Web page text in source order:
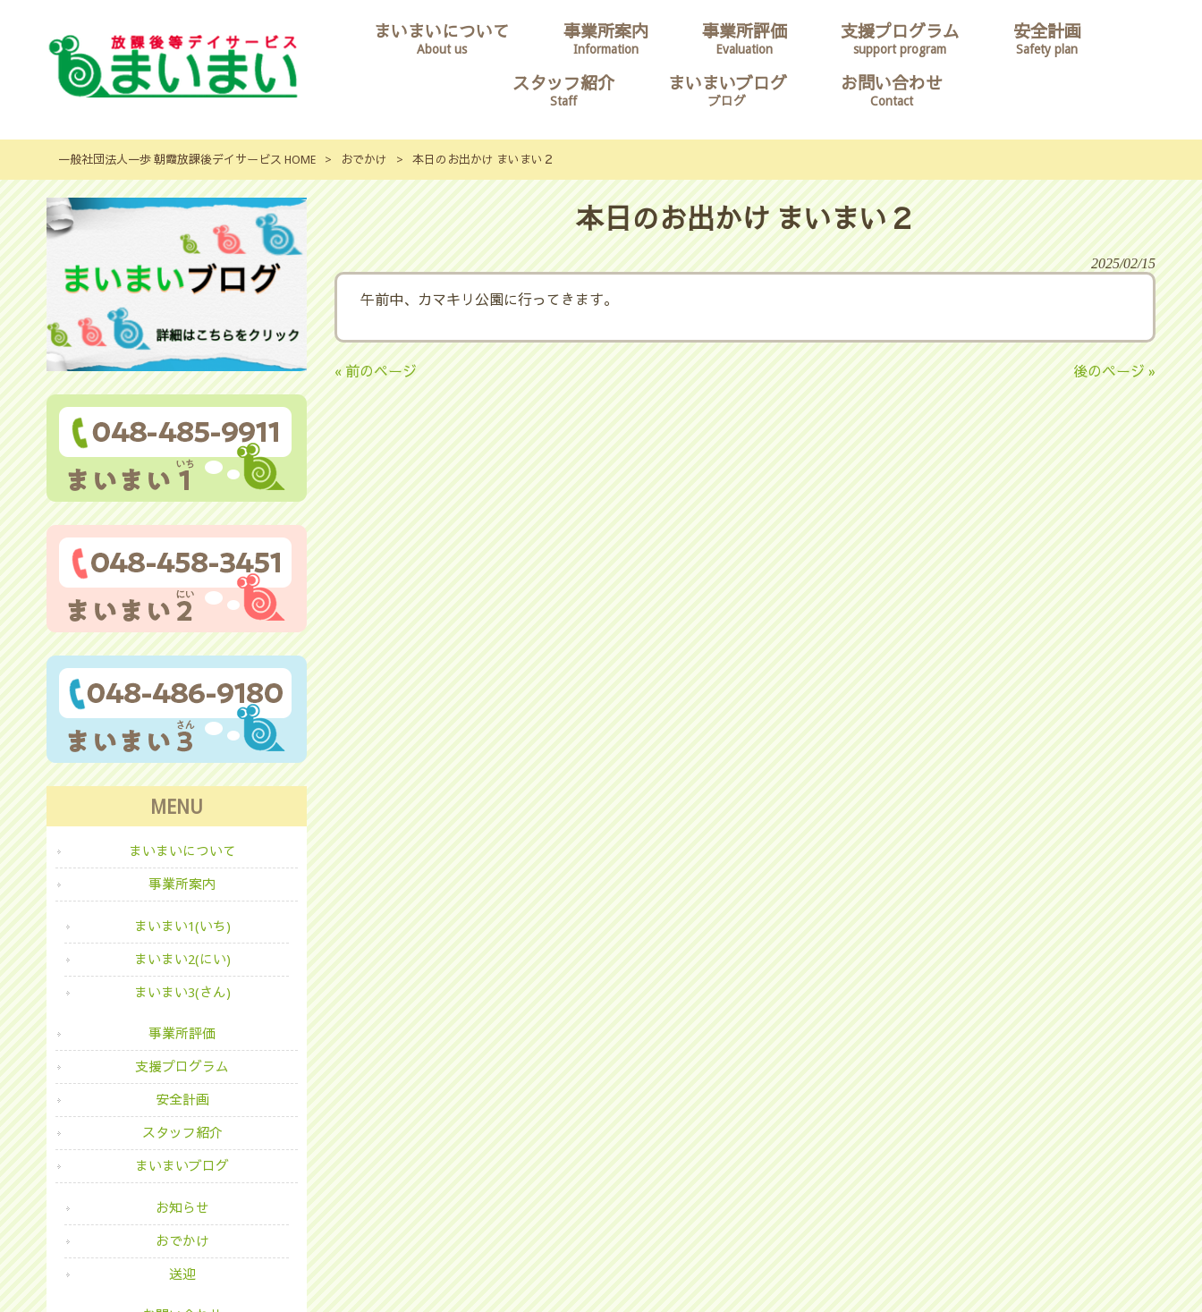
まいまいについて
About us
事業所案内
Information
事業所評価
Evaluation
支援プログラム
support program
安全計画
Safety plan
スタッフ紹介
Staff
まいまいブログ
ブログ
お問い合わせ
Contact
一般社団法人一歩 朝霞放課後デイサービス HOME > おでかけ > 本日のお出かけ まいまい２
本日のお出かけ まいまい２
2025/02/15
午前中、カマキリ公園に行ってきます。
« 前のページ 後のページ »
MENU
まいまいについて
事業所案内
まいまい1(いち)
まいまい2(にい)
まいまい3(さん)
事業所評価
支援プログラム
安全計画
スタッフ紹介
まいまいブログ
お知らせ
おでかけ
送迎